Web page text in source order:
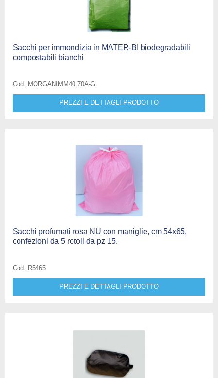
Sacchi per immondizia in MATER-BI biodegradabili
compostabili bianchi
Cod. MORGANIMM40.70A-G
PREZZI E DETTAGLI PRODOTTO
Sacchi profumati rosa NU con maniglie, cm 54x65,
confezioni da 5 rotoli da pz 15.
Cod. R5465
PREZZI E DETTAGLI PRODOTTO